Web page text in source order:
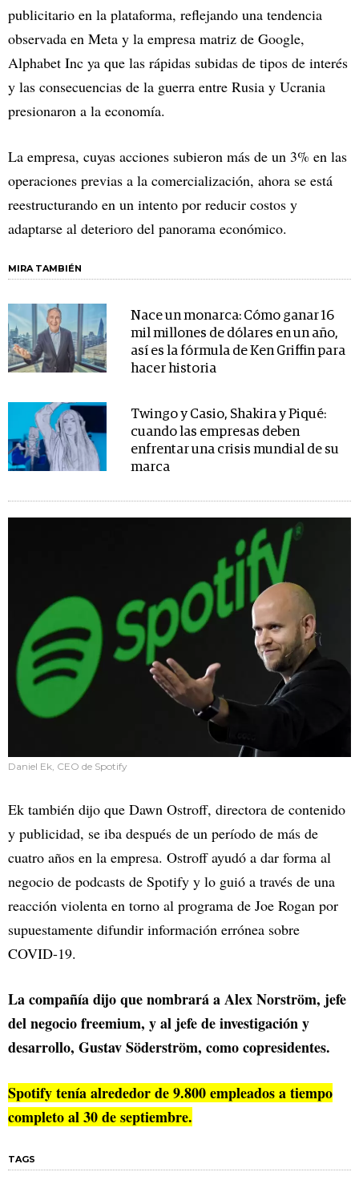
publicitario en la plataforma, reflejando una tendencia
observada en Meta y la empresa matriz de Google,
Alphabet Inc ya que las rápidas subidas de tipos de interés
y las consecuencias de la guerra entre Rusia y Ucrania
presionaron a la economía.
La empresa, cuyas acciones subieron más de un 3% en las
operaciones previas a la comercialización, ahora se está
reestructurando en un intento por reducir costos y
adaptarse al deterioro del panorama económico.
MIRA TAMBIÉN
Nace un monarca: Cómo ganar 16
mil millones de dólares en un año,
así es la fórmula de Ken Griffin para
hacer historia
Twingo y Casio, Shakira y Piqué:
cuando las empresas deben
enfrentar una crisis mundial de su
marca
Daniel Ek, CEO de Spotify
Ek también dijo que Dawn Ostroff, directora de contenido
y publicidad, se iba después de un período de más de
cuatro años en la empresa. Ostroff ayudó a dar forma al
negocio de podcasts de Spotify y lo guió a través de una
reacción violenta en torno al programa de Joe Rogan por
supuestamente difundir información errónea sobre
COVID-19.
La compañía dijo que nombrará a Alex Norström, jefe
del negocio freemium, y al jefe de investigación y
desarrollo, Gustav Söderström, como copresidentes.
Spotify tenía alrededor de 9.800 empleados a tiempo
completo al 30 de septiembre.
TAGS